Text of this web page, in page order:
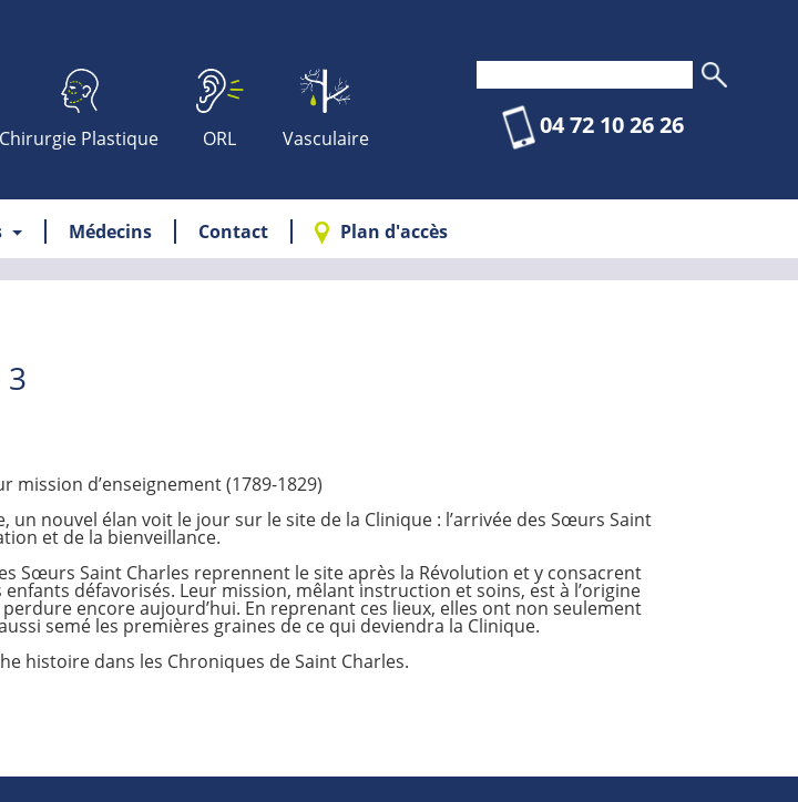
Chirurgie Plastique ORL Vasculaire 04 72 10 26 26
Médecins Contact Plan d'accès
3
mission d’enseignement (1789-1829)
un nouvel élan voit le jour sur le site de la Clinique : l’arrivée des Sœurs Saint
et de la bienveillance.
Sœurs Saint Charles reprennent le site après la Révolution et y consacrent
défavorisés. Leur mission, mêlant instruction et soins, est à l’origine
encore aujourd’hui. En reprenant ces lieux, elles ont non seulement
semé les premières graines de ce qui deviendra la Clinique.
histoire dans les Chroniques de Saint Charles.